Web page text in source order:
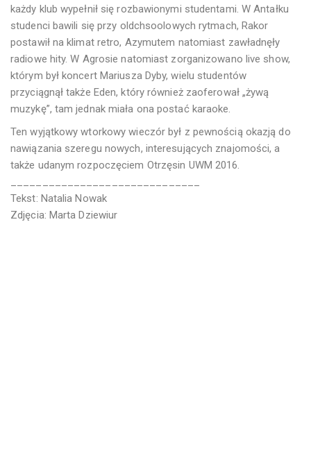
każdy klub wypełnił się rozbawionymi studentami. W Antałku
studenci bawili się przy oldchsoolowych rytmach, Rakor
postawił na klimat retro, Azymutem natomiast zawładnęły
radiowe hity. W Agrosie natomiast zorganizowano live show,
którym był koncert Mariusza Dyby, wielu studentów
przyciągnął także Eden, który również zaoferował „żywą
muzykę”, tam jednak miała ona postać karaoke.
Ten wyjątkowy wtorkowy wieczór był z pewnością okazją do
nawiązania szeregu nowych, interesujących znajomości, a
także udanym rozpoczęciem Otrzęsin UWM 2016.
Tekst: Natalia Nowak
Zdjęcia: Marta Dziewiur